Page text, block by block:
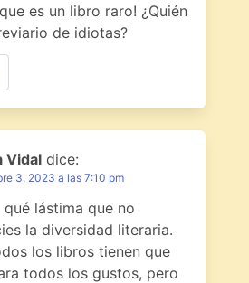
es un libro raro! ¿Quién
de idiotas?
Vidal dice:
3, 2023 a las 7:10 pm
qué lástima que no
la diversidad literaria.
los libros tienen que
todos los gustos, pero